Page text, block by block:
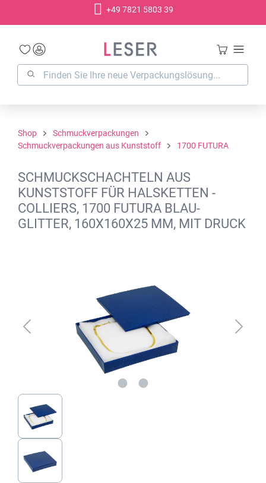
+49 7821 5803 39
Shop
Schmuckverpackungen
Schmuckverpackungen aus Kunststoff
1700 FUTURA
SCHMUCKSCHACHTELN AUS
KUNSTSTOFF FÜR HALSKETTEN -
COLLIERS, 1700 FUTURA BLAU-
GLITTER, 160X160X25 MM, MIT DRUCK